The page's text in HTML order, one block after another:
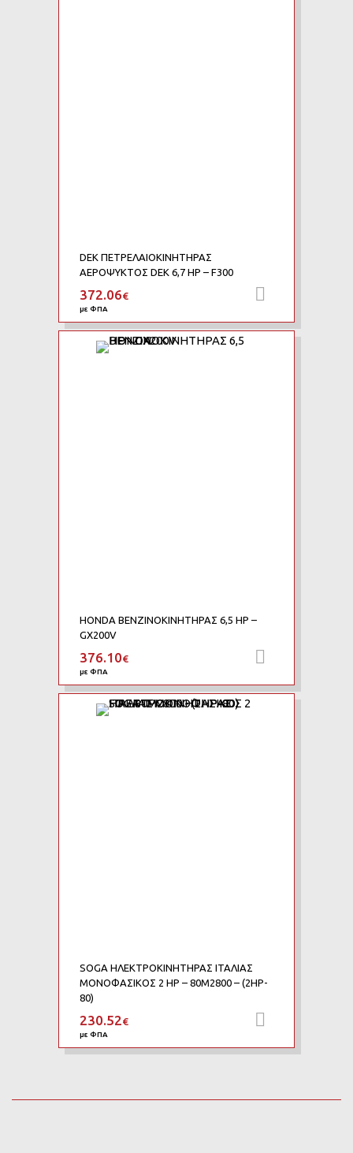
DEK ΠΕΤΡΕΛΑΙΟΚΙΝΗΤΗΡΑΣ
ΑΕΡΟΨΥΚΤΟΣ DEK 6,7 HP – F300
372.06€
με ΦΠΑ
HONDA ΒΕΝΖΙΝΟΚΙΝΗΤΗΡΑΣ 6,5 HP –
GX200V
376.10€
με ΦΠΑ
SOGA ΗΛΕΚΤΡΟΚΙΝΗΤΗΡΑΣ ΙΤΑΛΙΑΣ
ΜΟΝΟΦΑΣΙΚΟΣ 2 HP – 80M2800 – (2HP-
80)
230.52€
με ΦΠΑ